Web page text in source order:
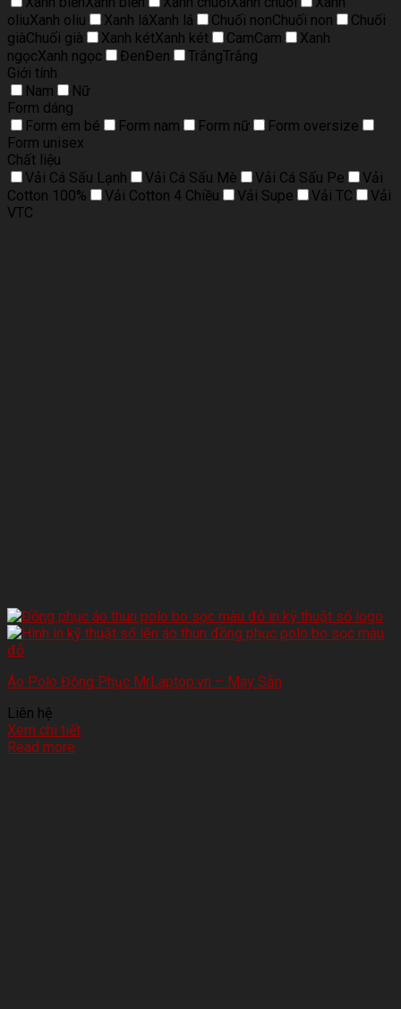
oliuXanh oliu Xanh láXanh lá Chuối nonChuối non
Chuối
giàChuối già Xanh kétXanh két CamCam
Xanh
ngọcXanh ngọc ĐenĐen TrắngTrắng
Giới tính
Nam
Nữ
Form dáng
Form em bé
Form nam Form nữ
Form oversize
Form unisex
Chất liệu
Vải Cá Sấu Lạnh
Vải Cá Sấu Mè Vải Cá Sấu Pe
Vải
Cotton 100%
Vải Cotton 4 Chiều Vải Supe Vải TC
Vải
VTC
Áo Polo Đồng Phục MrLaptop.vn – May Sẵn
Liên hệ
Xem chi tiết
Read more